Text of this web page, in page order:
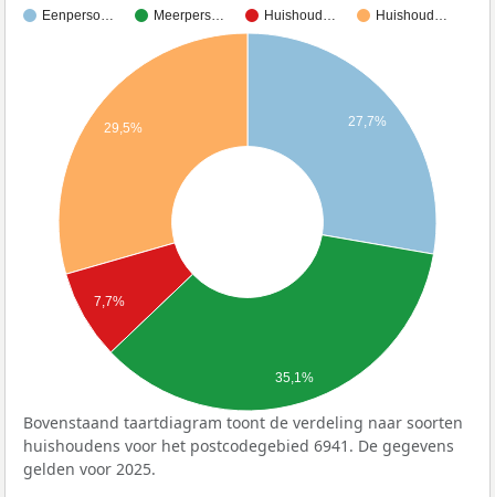
Eenperso… Meerpers… Huishoud… Huishoud…
27,7%
29,5%
7,7%
35,1%
Bovenstaand taartdiagram toont de verdeling naar soorten
huishoudens voor het postcodegebied 6941. De gegevens
gelden voor 2025.